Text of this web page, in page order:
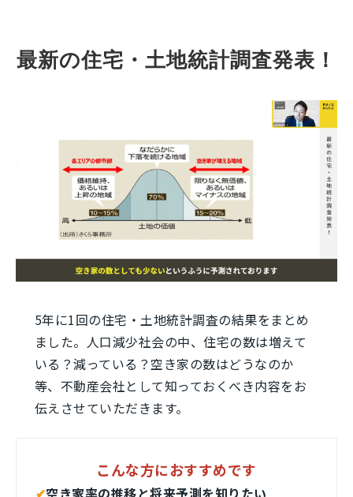
最新の住宅・土地統計調査発表！
5年に1回の住宅・土地統計調査の結果をまとめ
ました。人口減少社会の中、住宅の数は増えて
いる？減っている？空き家の数はどうなのか
等、不動産会社として知っておくべき内容をお
伝えさせていただきます。
こんな方におすすめです
✔︎空き家率の推移と将来予測を知りたい